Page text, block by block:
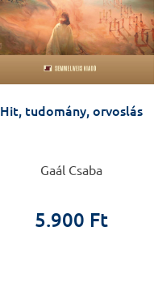
Hit, tudomány, orvoslás
Gaál Csaba
5.900 Ft